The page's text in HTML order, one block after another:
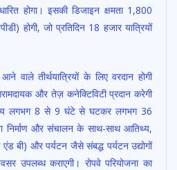
होगा। इसकी डिजाइन क्षमता 1,800
होगी, जो प्रतिदिन 18 हजार यात्रियों
वाले तीर्थयात्रियों के लिए वरदान होगी
और तेज़ कनेक्टिविटी प्रदान करेगी
लगभग 8 से 9 घंटे से घटकर लगभग 36
निर्माण और संचालन के साथ-साथ आतिथ्य,
बी) और पर्यटन जैसे संबद्ध पर्यटन उद्योगों
उपलब्ध कराएगी। रोपवे परियोजना का